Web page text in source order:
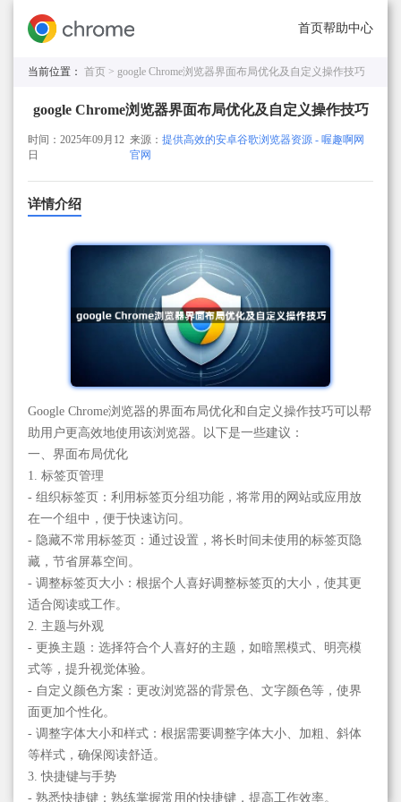
首页帮助中心
当前位置： 首页 > google Chrome浏览器界面布局优化及自定义操作技巧
google Chrome浏览器界面布局优化及自定义操作技巧
时间：2025年09月12
日
来源：提供高效的安卓谷歌浏览器资源 - 喔趣啊网
官网
详情介绍
Google Chrome浏览器的界面布局优化和自定义操作技巧可以帮
助用户更高效地使用该浏览器。以下是一些建议：
一、界面布局优化
1. 标签页管理
- 组织标签页：利用标签页分组功能，将常用的网站或应用放
在一个组中，便于快速访问。
- 隐藏不常用标签页：通过设置，将长时间未使用的标签页隐
藏，节省屏幕空间。
- 调整标签页大小：根据个人喜好调整标签页的大小，使其更
适合阅读或工作。
2. 主题与外观
- 更换主题：选择符合个人喜好的主题，如暗黑模式、明亮模
式等，提升视觉体验。
- 自定义颜色方案：更改浏览器的背景色、文字颜色等，使界
面更加个性化。
- 调整字体大小和样式：根据需要调整字体大小、加粗、斜体
等样式，确保阅读舒适。
3. 快捷键与手势
- 熟悉快捷键：熟练掌握常用的快捷键，提高工作效率。